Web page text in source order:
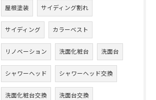
屋根塗装 サイディング割れ
サイディング カラーベスト
リノベーション 洗面化粧台 洗面台
シャワーヘッド シャワーヘッド交換
洗面化粧台交換 洗面台交換